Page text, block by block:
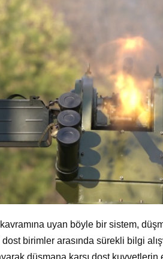
uyan böyle bir sistem,
dost birimler arasında sürekli bilgi